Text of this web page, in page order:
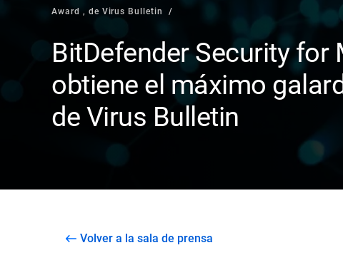
Award , de Virus Bulletin
BitDefender Security for
obtiene el máximo
de Virus Bulletin
Volver a la sala de prensa